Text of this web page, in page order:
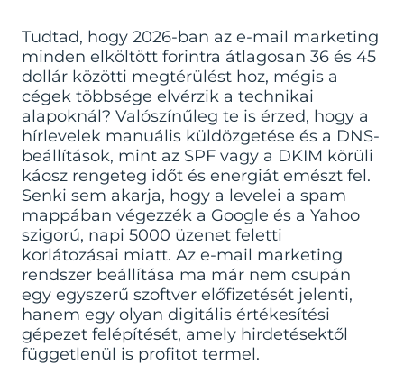
Tudtad, hogy 2026-ban az e-mail marketing
minden elköltött forintra átlagosan 36 és 45
dollár közötti megtérülést hoz, mégis a
cégek többsége elvérzik a technikai
alapoknál? Valószínűleg te is érzed, hogy a
hírlevelek manuális küldözgetése és a DNS-
beállítások, mint az SPF vagy a DKIM körüli
káosz rengeteg időt és energiát emészt fel.
Senki sem akarja, hogy a levelei a spam
mappában végezzék a Google és a Yahoo
szigorú, napi 5000 üzenet feletti
korlátozásai miatt. Az e-mail marketing
rendszer beállítása ma már nem csupán
egy egyszerű szoftver előfizetését jelenti,
hanem egy olyan digitális értékesítési
gépezet felépítését, amely hirdetésektől
függetlenül is profitot termel.